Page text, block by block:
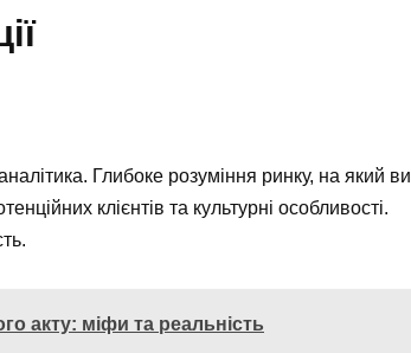
Глибоке розуміння ринку, на який ви
клієнтів та культурні особливості.
акту: міфи та реальність